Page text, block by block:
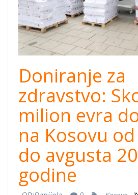
Doniranje za
zdravstvo:
milion evra
na Kosovu
do avgusta
godine